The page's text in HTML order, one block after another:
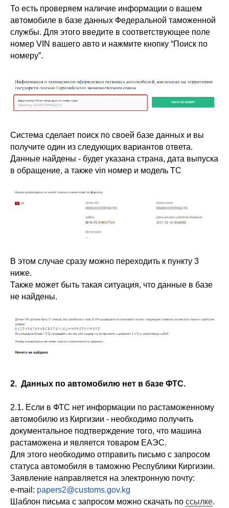
То есть проверяем наличие информации о вашем
автомобиле в базе данных Федеральной таможенной
службы. Для этого введите в соответствующее поле
номер VIN вашего авто и нажмите кнопку “Поиск по
номеру”.
Система сделает поиск по своей базе данных и вы
получите один из следующих вариантов ответа.
Данные найдены - будет указана страна, дата выпуска
в обращение, а также vin номер и модель ТС
В этом случае сразу можно переходить к пункту 3
ниже.
Также может быть такая ситуация, что данные в базе
не найдены.
2. Данных по автомобилю нет в базе ФТС.
2.1. Если в ФТС нет информации по растаможенному
автомобилю из Киргизии - необходимо получить
документальное подтверждение того, что машина
растаможена и является товаром ЕАЭС.
Для этого необходимо отправить письмо с запросом
статуса автомобиля в таможню Республики Киргизии.
Заявление направляется на электронную почту:
e-mail: papers2@customs.gov.kg
Шаблон письма с запросом можно скачать по ссылке.